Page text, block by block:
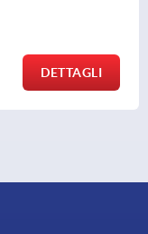
DETTAGLI